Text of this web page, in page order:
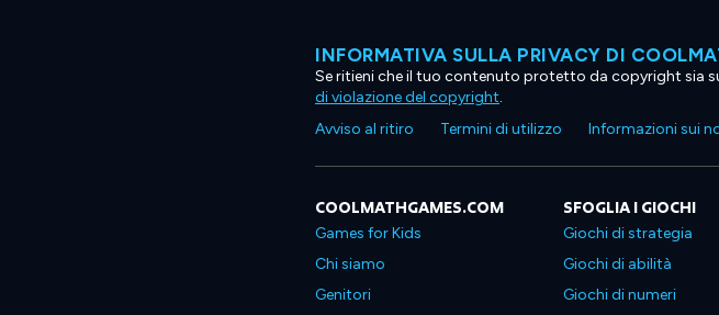
INFORMATIVA SULLA PRIVACY DI
Se ritieni che il tuo contenuto protetto da copyright sia
di violazione del copyright.
Avviso al ritiro
Termini di utilizzo Informazioni sui
COOLMATHGAMES.COM
Games for Kids
Chi siamo
Genitori
SFOGLIA I GIOCHI
Giochi di strategia
Giochi di abilità
Giochi di numeri